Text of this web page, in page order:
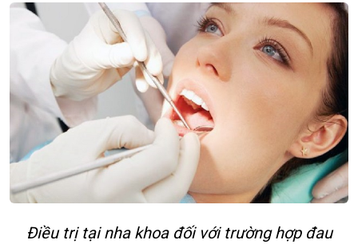
Điều trị tại nha khoa đối với trường hợp đau